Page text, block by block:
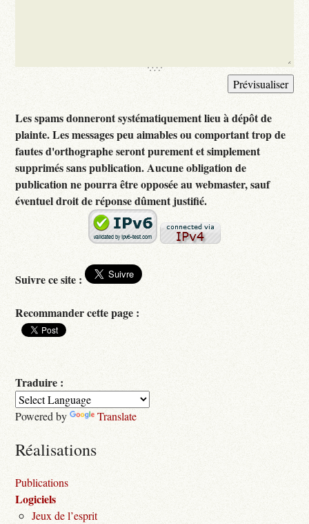
Les spams donneront systématiquement lieu à dépôt de
plainte. Les messages peu aimables ou comportant trop de
fautes d'orthographe seront purement et simplement
supprimés sans publication. Aucune obligation de
publication ne pourra être opposée au webmaster, sauf
éventuel droit de réponse dûment justifié.
Suivre ce site :
Recommander cette page :
Traduire :
Powered by Translate
Réalisations
Publications
Logiciels
Jeux de l’esprit